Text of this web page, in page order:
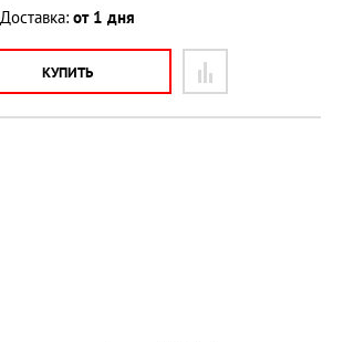
Доставка: от 1 дня
КУПИТЬ